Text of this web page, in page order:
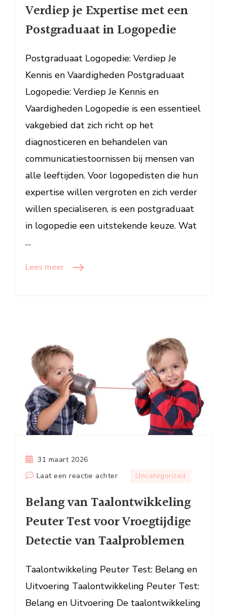
Verdiep je Expertise met een
Postgraduaat in Logopedie
Postgraduaat Logopedie: Verdiep Je
Kennis en Vaardigheden Postgraduaat
Logopedie: Verdiep Je Kennis en
Vaardigheden Logopedie is een essentieel
vakgebied dat zich richt op het
diagnosticeren en behandelen van
communicatiestoornissen bij mensen van
alle leeftijden. Voor logopedisten die hun
expertise willen vergroten en zich verder
willen specialiseren, is een postgraduaat
in logopedie een uitstekende keuze. Wat
…
Lees meer
31 maart 2026
Laat een reactie achterop
van
Taalontwikkeling
Peuter
Test
Vroegtijdige
Detectie
Taalproblemen
Uncategorized
Belang van Taalontwikkeling
Peuter Test voor Vroegtijdige
Detectie van Taalproblemen
Taalontwikkeling Peuter Test: Belang en
Uitvoering Taalontwikkeling Peuter Test:
Belang en Uitvoering De taalontwikkeling